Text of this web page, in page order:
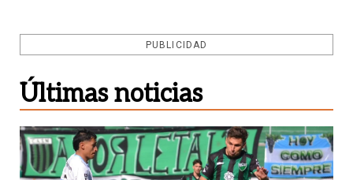
PUBLICIDAD
Últimas noticias